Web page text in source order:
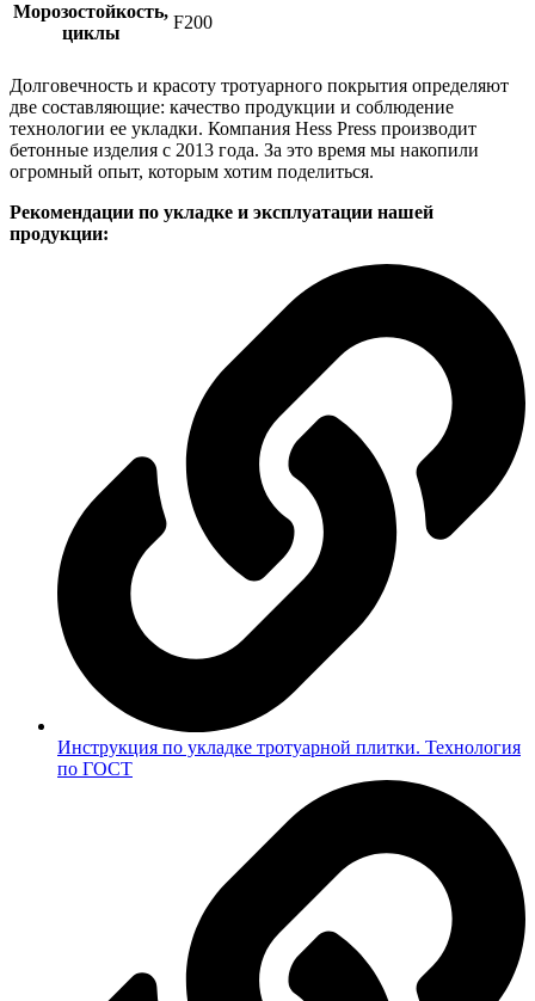
Морозостойкость,
циклы
F200
Долговечность и красоту тротуарного покрытия определяют
две составляющие: качество продукции и соблюдение
технологии ее укладки. Компания Hess Press производит
бетонные изделия с 2013 года. За это время мы накопили
огромный опыт, которым хотим поделиться.
Рекомендации по укладке и эксплуатации нашей
продукции:
Инструкция по укладке тротуарной плитки. Технология
по ГОСТ